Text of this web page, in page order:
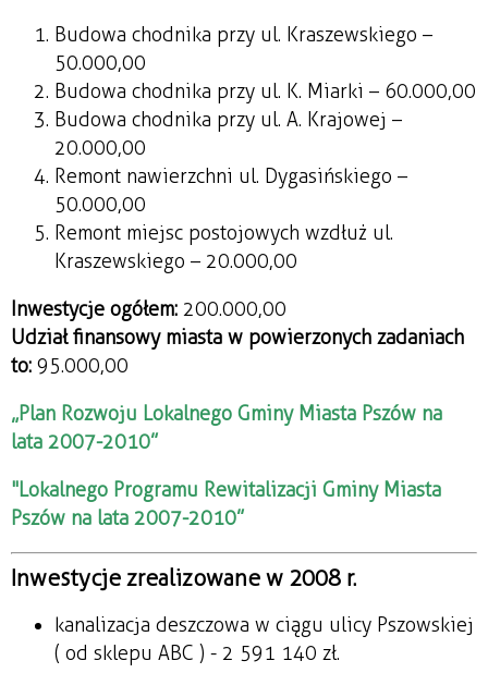
Budowa chodnika przy ul. Kraszewskiego –
50.000,00
Budowa chodnika przy ul. K. Miarki – 60.000,00
Budowa chodnika przy ul. A. Krajowej –
20.000,00
Remont nawierzchni ul. Dygasińskiego –
50.000,00
Remont miejsc postojowych wzdłuż ul.
Kraszewskiego – 20.000,00
Inwestycje ogółem: 200.000,00
Udział finansowy miasta w powierzonych zadaniach
to: 95.000,00
„Plan Rozwoju Lokalnego Gminy Miasta Pszów na
lata 2007-2010”
"Lokalnego Programu Rewitalizacji Gminy Miasta
Pszów na lata 2007-2010”
Inwestycje zrealizowane w 2008 r.
kanalizacja deszczowa w ciągu ulicy Pszowskiej
( od sklepu ABC ) - 2 591 140 zł.